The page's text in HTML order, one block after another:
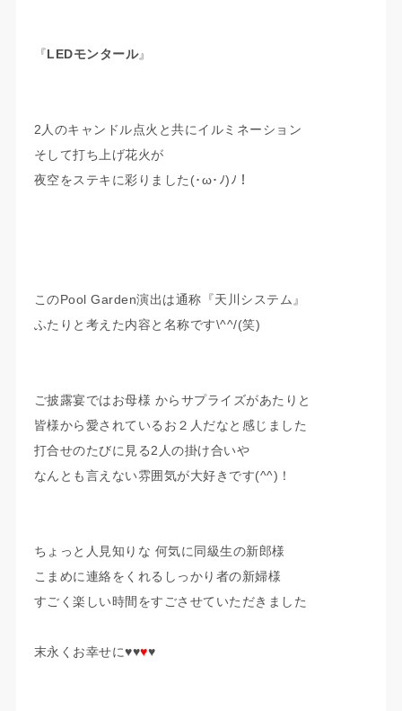
『LEDモンタール』
2人のキャンドル点火と共にイルミネーション
そして打ち上げ花火が
夜空をステキに彩りました(･ω･ﾉ)ﾉ！
このPool Garden演出は通称『天川システム』
ふたりと考えた内容と名称です\^^/(笑)
ご披露宴ではお母様 からサプライズがあたりと
皆様から愛されているお２人だなと感じました
打合せのたびに見る2人の掛け合いや
なんとも言えない雰囲気が大好きです(^^)！
ちょっと人見知りな 何気に同級生の新郎様
こまめに連絡をくれるしっかり者の新婦様
すごく楽しい時間をすごさせていただきました
末永くお幸せに♥♥♥♥